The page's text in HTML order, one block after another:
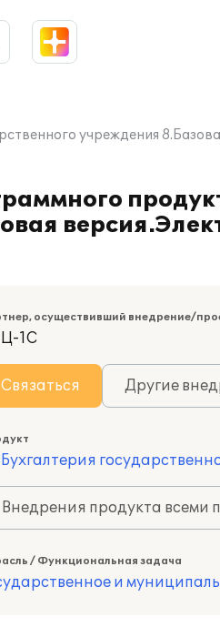
учреждения
осуществивший внедрение/
1С
Связаться Другие
Внедрения продукта всеми
/ Функциональная задача
и